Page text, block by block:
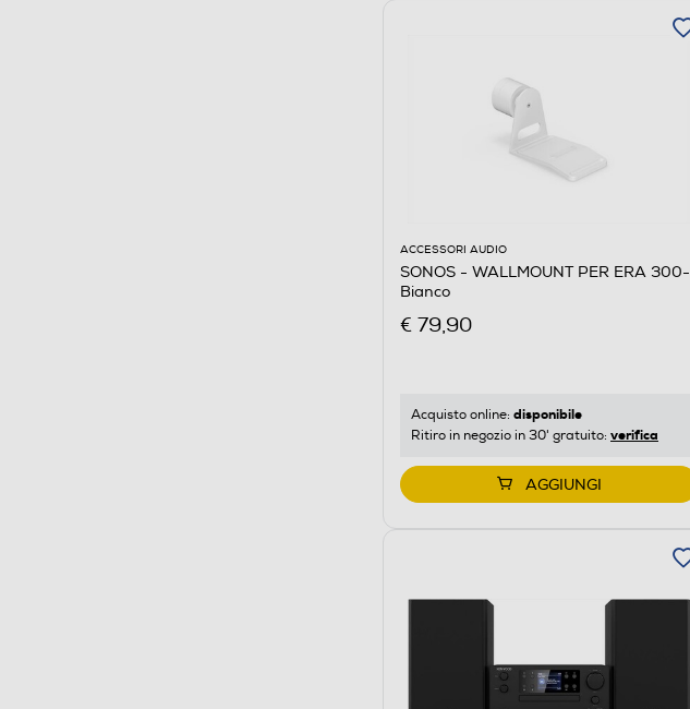
ACCESSORI AUDIO
SONOS - WALLMOUNT PER ERA 300-
Bianco
€ 79,90
Acquisto online: disponibile
Ritiro in negozio in 30' gratuito: verifica
AGGIUNGI